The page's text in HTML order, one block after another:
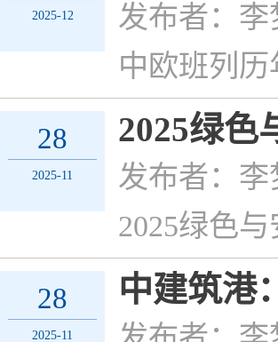
2025-12
发布者：李
中欧班列
28
2025-11
2025绿色
发布者：李
2025绿色
28
2025-11
中建筑港